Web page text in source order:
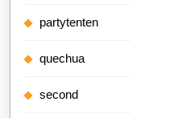
partytenten
quechua
second